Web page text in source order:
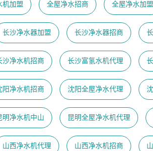
机加盟 全屋净水招商 全屋净水加盟
长沙净水器加盟 长沙净水器招商
沙净水机招商 长沙富氢水机代理
阳净水机招商 沈阳全屋净水代理
明净水机中山 昆明全屋净水机代理
山西净水机代理 山西净水机招商